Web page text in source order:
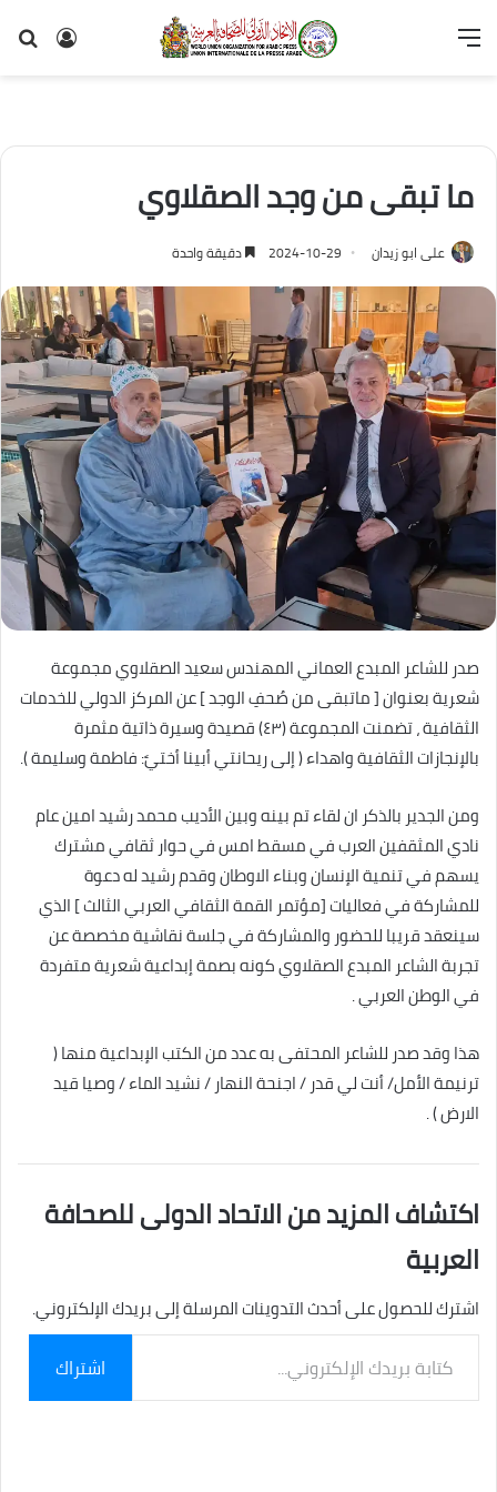
تسجيل
القائمة
ما تبقى من وجد الصقلاوي
على ابو زيدان 2024-10-29 دقيقة واحدة
صدر للشاعر المبدع العماني المهندس سعيد الصقلاوي مجموعة
شعرية بعنوان [ ماتبقى من صُحفِ الوجد ] عن المركز الدولي للخدمات
الثقافية ، تضمنت المجموعة (٤٣) قصيدة وسيرة ذاتية مثمرة
بالإنجازات الثقافية واهداء ( إلى ريحانتي أبينا أختيً: فاطمة وسليمة ).
ومن الجدير بالذكر ان لقاء تم بينه وبين الأديب محمد رشيد امين عام
نادي المثقفين العرب في مسقط امس في حوار ثقافي مشترك
يسهم في تنمية الإنسان وبناء الاوطان وقدم رشيد له دعوة
للمشاركة في فعاليات [مؤتمر القمة الثقافي العربي الثالث ] الذي
سينعقد قريبا للحضور والمشاركة في جلسة نقاشية مخصصة عن
تجربة الشاعر المبدع الصقلاوي كونه بصمة إبداعية شعرية متفردة
في الوطن العربي .
هذا وقد صدر للشاعر المحتفى به عدد من الكتب الإبداعية منها (
ترنيمة الأمل/ أنت لي قدر / اجنحة النهار / نشيد الماء / وصيا قيد
الارض ) .
اكتشاف المزيد من الاتحاد الدولى للصحافة
العربية
اشترك للحصول على أحدث التدوينات المرسلة إلى بريدك الإلكتروني.
بريدك
الإلكتروني...
اشتراك